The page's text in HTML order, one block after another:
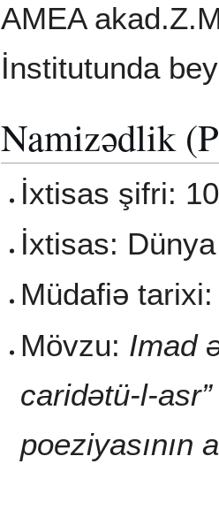
AMEA
İnstitutunda
Namizədlik
İxtisas şifri:
İxtisas:
Müdafiə tarixi:
Mövzu: Imad
caridətü-l-
poeziyasının